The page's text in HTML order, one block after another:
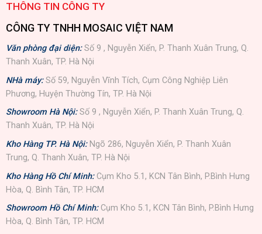
THÔNG TIN CÔNG TY
CÔNG TY TNHH MOSAIC VIỆT NAM
Văn phòng đại diện:Số 9 , Nguyễn Xiển, P. Thanh Xuân Trung, Q.
Thanh Xuân, TP. Hà Nội
NHà máy: Số 59, Nguyễn Vĩnh Tích, Cụm Công Nghiệp Liên
Phương, Huyện Thường Tín, TP. Hà Nội
Showroom Hà Nội: Số 9 , Nguyễn Xiển, P. Thanh Xuân Trung, Q.
Thanh Xuân, TP. Hà Nội
Kho Hàng TP. Hà Nội: Ngõ 286, Nguyễn Xiển, P. Thanh Xuân
Trung, Q. Thanh Xuân, TP. Hà Nội
Kho Hàng Hồ Chí Minh: Cụm Kho 5.1, KCN Tân Bình, P.Bình Hưng
Hòa, Q. Bình Tân, TP. HCM
Showroom Hồ Chí Minh: Cụm Kho 5.1, KCN Tân Bình, P.Bình Hưng
Hòa, Q. Bình Tân, TP. HCM